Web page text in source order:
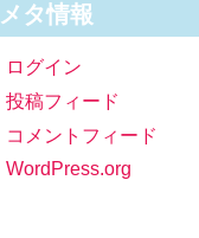
メタ情報
ログイン
投稿フィード
コメントフィード
WordPress.org